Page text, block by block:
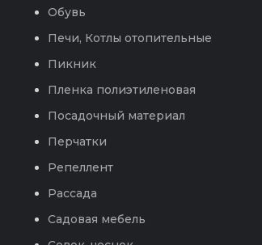
Обувь
Печи, Котлы отопительные
Пикник
Пленка полиэтиленовая
Посадочный материал
Перчатки
Репеллент
Рассада
Садовая мебель